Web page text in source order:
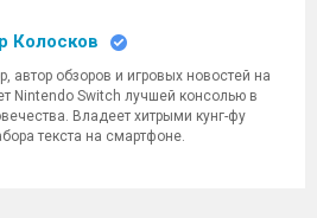
Колосков
автор обзоров и игровых новостей на
Nintendo Switch лучшей консолью в
Владеет хитрыми кунг-фу
текста на смартфоне.